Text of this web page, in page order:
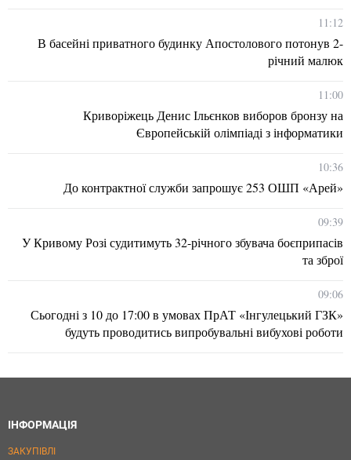
11:12
В басейні приватного будинку Апостолового потонув 2-
річний малюк
11:00
Криворіжець Денис Ільєнков виборов бронзу на
Європейській олімпіаді з інформатики
10:36
До контрактної служби запрошує 253 ОШП «Арей»
09:39
У Кривому Розі судитимуть 32-річного збувача боєприпасів
та зброї
09:06
Сьогодні з 10 до 17:00 в умовах ПрАТ «Інгулецький ГЗК»
будуть проводитись випробувальні вибухові роботи
ІНФОРМАЦІЯ
ЗАКУПІВЛІ